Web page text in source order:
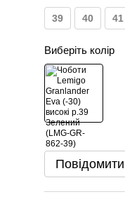
39 40 41
Виберіть колір